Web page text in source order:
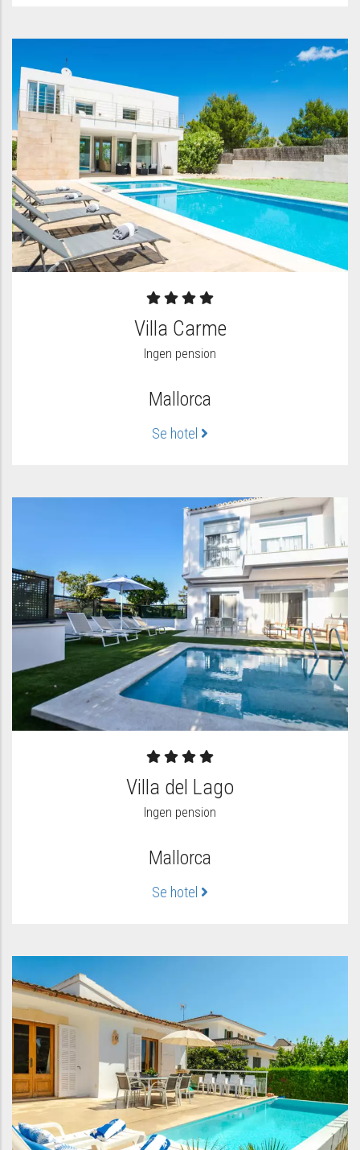
Villa Carme
Ingen pension
Mallorca
Se hotel
Villa del Lago
Ingen pension
Mallorca
Se hotel